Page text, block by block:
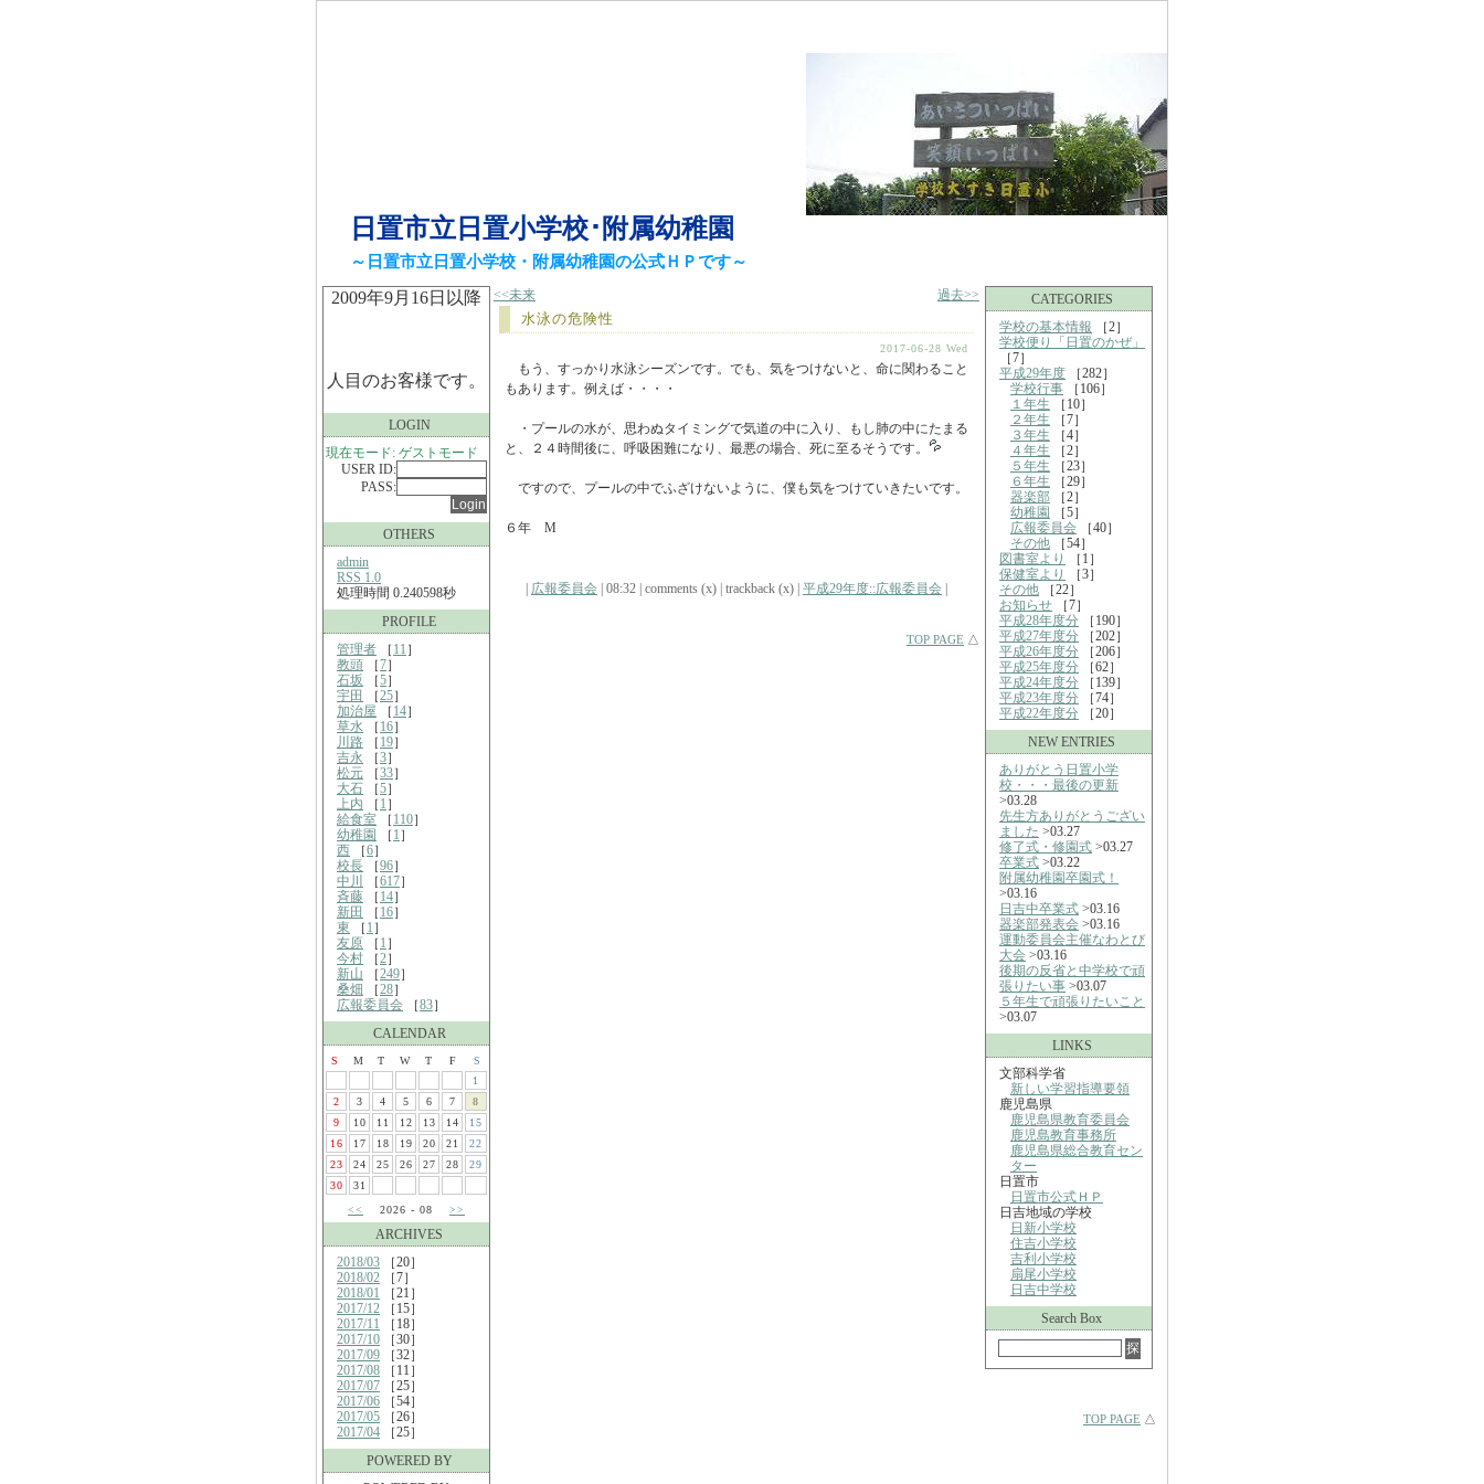
日置市立日置小学校･附属幼稚園
～日置市立日置小学校・附属幼稚園の公式ＨＰです～
2009年9月16日以降
人目のお客様です。
LOGIN
現在モード: ゲストモード
USER ID:
PASS:
OTHERS
admin
RSS 1.0
処理時間 0.240598秒
PROFILE
管理者 ［ 11 ］
教頭 ［7］
石坂 ［5］
宇田
［25］
加治屋 ［ 14］
草水 ［ 16］
川路 ［ 19］
吉永 ［3］
松元 ［33］
大石 ［5］
上内 ［ 1 ］
給食室 ［ 110］
幼稚園
［ 1 ］
西 ［6］
校長 ［96］
中川
［617］
斉藤 ［ 14］
新田
［ 16］
東 ［ 1 ］
友原 ［ 1 ］
今村 ［2］
新山 ［249］
桑畑
［28］
広報委員会 ［83］
CALENDAR
S M T W T F
S
1
2
3 4 5 6 7
8
9
10 11 12 13 14
15
16
17 18 19 20 21
22
23
24 25 26 27 28
29
30
31
<<
2026 - 08 >>
ARCHIVES
2018/03 ［20］
2018/02 ［7］
2018/01 ［21］
2017/12 ［15］
2017/11 ［18］
2017/10 ［30］
2017/09 ［32］
2017/08 ［11］
2017/07 ［25］
2017/06 ［54］
2017/05 ［26］
2017/04 ［25］
POWERED BY
<<未来 過去>>
水泳の危険性
2017-06-28 Wed
もう、すっかり水泳シーズンです。でも、気をつけないと、命に関わること
もあります。例えば・・・・
・プールの水が、思わぬタイミングで気道の中に入り、もし肺の中にたまる
と、２４時間後に、呼吸困難になり、最悪の場合、死に至るそうです。
ですので、プールの中でふざけないように、僕も気をつけていきたいです。
６年 M
広報委員会 | 08:32 | comments (x) | trackback (x) | 平成29年度::広報委員会
TOP PAGE △
CATEGORIES
学校の基本情報 ［2］
学校便り「日置のかぜ」
［7］
平成29年度 ［282］
学校行事 ［106］
１年生 ［10］
２年生 ［7］
３年生 ［4］
４年生 ［2］
５年生 ［23］
６年生 ［29］
器楽部 ［2］
幼稚園
［5］
広報委員会 ［40］
その他 ［54］
図書室より
［1］
保健室より
［3］
その他 ［22］
お知らせ ［7］
平成28年度分 ［190］
平成27年度分 ［202］
平成26年度分 ［206］
平成25年度分 ［62］
平成24年度分 ［139］
平成23年度分 ［74］
平成22年度分 ［20］
NEW ENTRIES
ありがとう日置小学
校・・・最後の更新
>03.28
先生方ありがとうござい
ました >03.27
修了式・修園式 >03.27
卒業式 >03.22
附属幼稚園卒園式！
>03.16
日吉中卒業式 >03.16
器楽部発表会 >03.16
運動委員会主催なわとび
大会 >03.16
後期の反省と中学校で頑
張りたい事 >03.07
５年生で頑張りたいこと
>03.07
LINKS
文部科学省
新しい学習指導要領
鹿児島県
鹿児島県教育委員会
鹿児島教育事務所
鹿児島県総合教育セン
ター
日置市
日置市公式ＨＰ
日吉地域の学校
日新小学校
住吉小学校
吉利小学校
扇尾小学校
日吉中学校
Search Box
TOP PAGE △